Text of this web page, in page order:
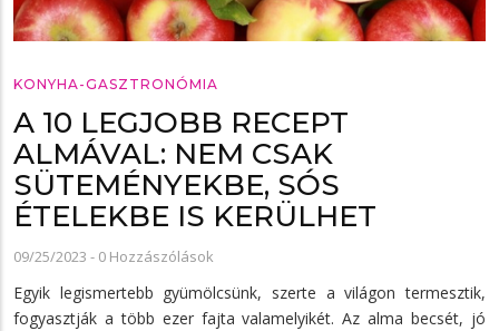
KONYHA-GASZTRONÓMIA
A 10 LEGJOBB RECEPT
ALMÁVAL: NEM CSAK
SÜTEMÉNYEKBE, SÓS
ÉTELEKBE IS KERÜLHET
09/25/2023 - 0 Hozzászólások
Egyik legismertebb gyümölcsünk, szerte a világon termesztik,
fogyasztják a több ezer fajta valamelyikét. Az alma becsét, jó